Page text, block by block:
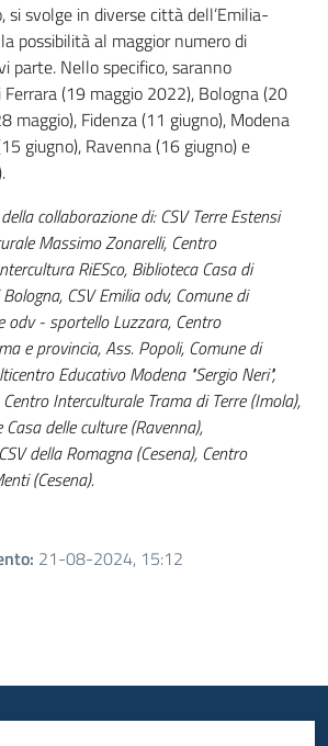
si svolge in diverse città dell’Emilia-
possibilità al maggior numero di
parte. Nello specifico, saranno
(19 maggio 2022), Bologna (20
maggio), Fidenza (11 giugno), Modena
giugno), Ravenna (16 giugno) e
collaborazione di: CSV Terre Estensi
Massimo Zonarelli, Centro
RiESco, Biblioteca Casa di
CSV Emilia odv, Comune di
odv - sportello Luzzara, Centro
e provincia, Ass. Popoli, Comune di
Educativo Modena "Sergio Neri",
Interculturale Trama di Terre (Imola),
delle culture (Ravenna),
della Romagna (Cesena), Centro
(Cesena).
: 21-08-2024, 15:12